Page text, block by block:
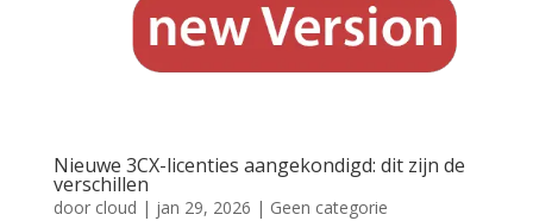
Nieuwe 3CX-licenties aangekondigd: dit zijn de
verschillen
door cloud | jan 29, 2026 | Geen categorie